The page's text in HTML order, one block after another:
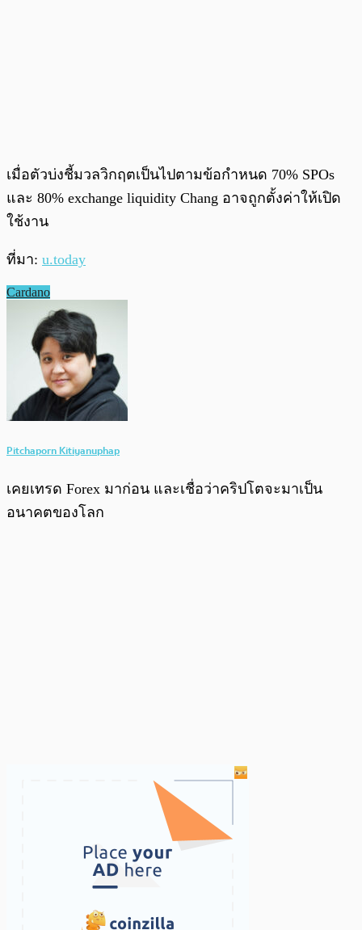
เมื่อตัวบ่งชี้มวลวิกฤตเป็นไปตามข้อกำหนด 70% SPOs
และ 80% exchange liquidity Chang อาจถูกตั้งค่าให้เปิด
ใช้งาน
ที่มา: u.today
Cardano
Pitchaporn Kitiyanuphap
เคยเทรด Forex มาก่อน และเชื่อว่าคริปโตจะมาเป็น
อนาคตของโลก